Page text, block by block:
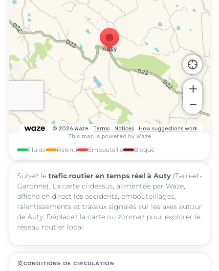
Fluide Ralenti Embouteillé Bloqué
Suivez le trafic routier en temps réel à Auty(Tarn-et-
Garonne). La carte ci-dessus, alimentée par Waze,
affiche en direct les accidents, embouteillages,
ralentissements et travaux signalés sur les axes autour
de Auty. Déplacez la carte ou zoomez pour explorer le
réseau routier local.
routineCONDITIONS DE CIRCULATION